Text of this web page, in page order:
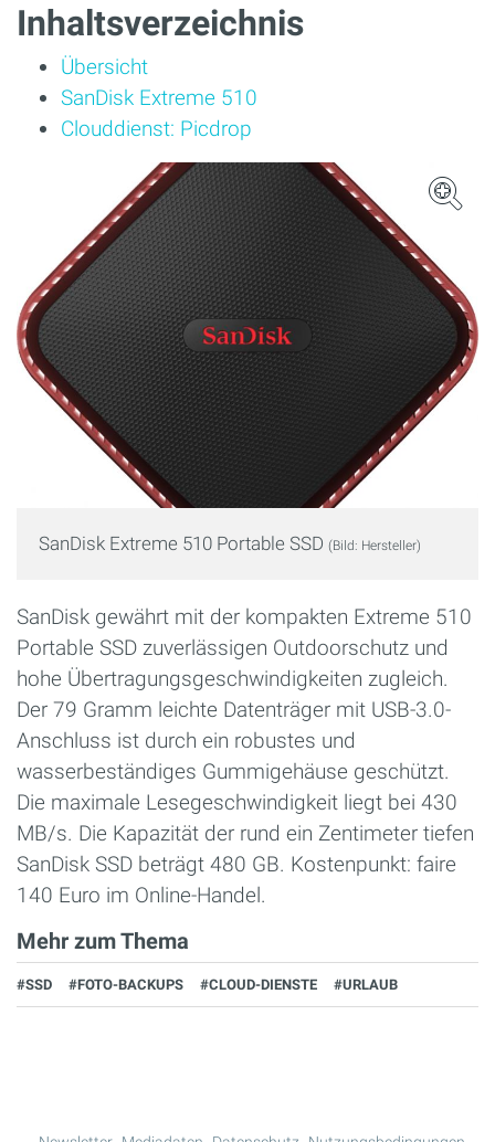
Inhaltsverzeichnis
Übersicht
SanDisk Extreme 510
Clouddienst: Picdrop
SanDisk Extreme 510 Portable SSD (Bild: Hersteller)
SanDisk gewährt mit der kompakten Extreme 510
Portable SSD zuverlässigen Outdoorschutz und
hohe Übertragungsgeschwindigkeiten zugleich.
Der 79 Gramm leichte Datenträger mit USB-3.0-
Anschluss ist durch ein robustes und
wasserbeständiges Gummigehäuse geschützt.
Die maximale Lesegeschwindigkeit liegt bei 430
MB/s. Die Kapazität der rund ein Zentimeter tiefen
SanDisk SSD beträgt 480 GB. Kostenpunkt: faire
140 Euro im Online-Handel.
Mehr zum Thema
#SSD #FOTO-BACKUPS #CLOUD-DIENSTE #URLAUB